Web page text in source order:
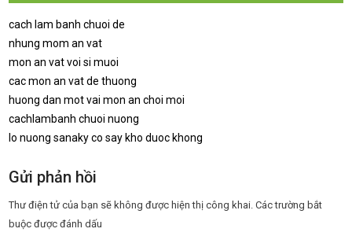
cach lam banh chuoi de
nhung mom an vat
mon an vat voi si muoi
cac mon an vat de thuong
huong dan mot vai mon an choi moi
cachlambanh chuoi nuong
lo nuong sanaky co say kho duoc khong
Gửi phản hồi
Thư điện tử của bạn sẽ không được hiện thị công khai. Các trường bắt
buộc được đánh dấu